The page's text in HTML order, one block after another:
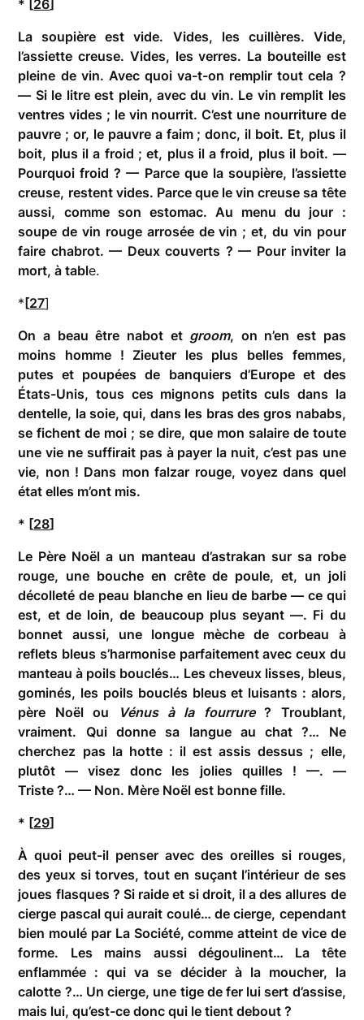
* [26]
La soupière est vide. Vides, les cuillères. Vide,
l’assiette creuse. Vides, les verres. La bouteille est
pleine de vin. Avec quoi va-t-on remplir tout cela ?
— Si le litre est plein, avec du vin. Le vin remplit les
ventres vides ; le vin nourrit. C’est une nourriture de
pauvre ; or, le pauvre a faim ; donc, il boit. Et, plus il
boit, plus il a froid ; et, plus il a froid, plus il boit. —
Pourquoi froid ? — Parce que la soupière, l’assiette
creuse, restent vides. Parce que le vin creuse sa tête
aussi, comme son estomac. Au menu du jour :
soupe de vin rouge arrosée de vin ; et, du vin pour
faire chabrot. — Deux couverts ? — Pour inviter la
mort, à table.
*[27]
On a beau être nabot et groom, on n’en est pas
moins homme ! Zieuter les plus belles femmes,
putes et poupées de banquiers d’Europe et des
États-Unis, tous ces mignons petits culs dans la
dentelle, la soie, qui, dans les bras des gros nababs,
se fichent de moi ; se dire, que mon salaire de toute
une vie ne suffirait pas à payer la nuit, c’est pas une
vie, non ! Dans mon falzar rouge, voyez dans quel
état elles m’ont mis.
* [28]
Le Père Noël a un manteau d’astrakan sur sa robe
rouge, une bouche en crête de poule, et, un joli
décolleté de peau blanche en lieu de barbe — ce qui
est, et de loin, de beaucoup plus seyant —. Fi du
bonnet aussi, une longue mèche de corbeau à
reflets bleus s’harmonise parfaitement avec ceux du
manteau à poils bouclés… Les cheveux lisses, bleus,
gominés, les poils bouclés bleus et luisants : alors,
père Noël ou
Vénus à la fourrure? Troublant,
vraiment. Qui donne sa langue au chat ?… Ne
cherchez pas la hotte : il est assis dessus ; elle,
plutôt — visez donc les jolies quilles ! —. —
Triste ?… — Non. Mère Noël est bonne fille.
* [29]
À quoi peut-il penser avec des oreilles si rouges,
des yeux si torves, tout en suçant l’intérieur de ses
joues flasques ? Si raide et si droit, il a des allures de
cierge pascal qui aurait coulé… de cierge, cependant
bien moulé par La Société, comme atteint de vice de
forme. Les mains aussi dégoulinent… La tête
enflammée : qui va se décider à la moucher, la
calotte ?… Un cierge, une tige de fer lui sert d’assise,
mais lui, qu’est-ce donc qui le tient debout ?